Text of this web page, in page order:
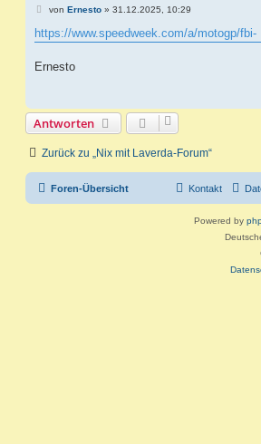
B
i
t
a
g
von Ernesto» 31.12.2025, 10:29
https://www.speedweek.com/a/motogp/
Ernesto
Antworten
Zurück zu „Nix mit Laverda-Forum“
Foren-Übersicht Kontakt
Powered by